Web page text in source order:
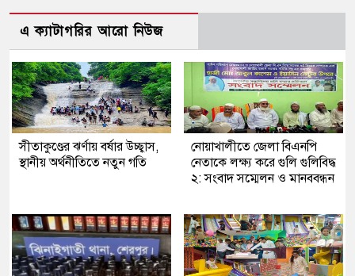
এ ক্যাটাগরির আরো নিউজ
সীতাকুণ্ডের ঝর্ণায় বর্ষার উচ্ছ্বাস,
স্থানীয় অর্থনীতিতে নতুন গতি
নোয়াখালীতে জেলা বিএনপি
নেতাকে লক্ষ্য করে গুলি গুলিবিদ্ধ
২: সংবাদ সম্মেলন ও মানববন্ধন